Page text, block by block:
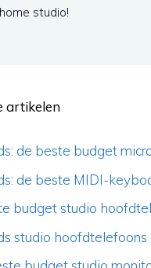
studio!
artikelen
de beste budget
de beste MIDI-
budget studio
studio hoofdtelefoons